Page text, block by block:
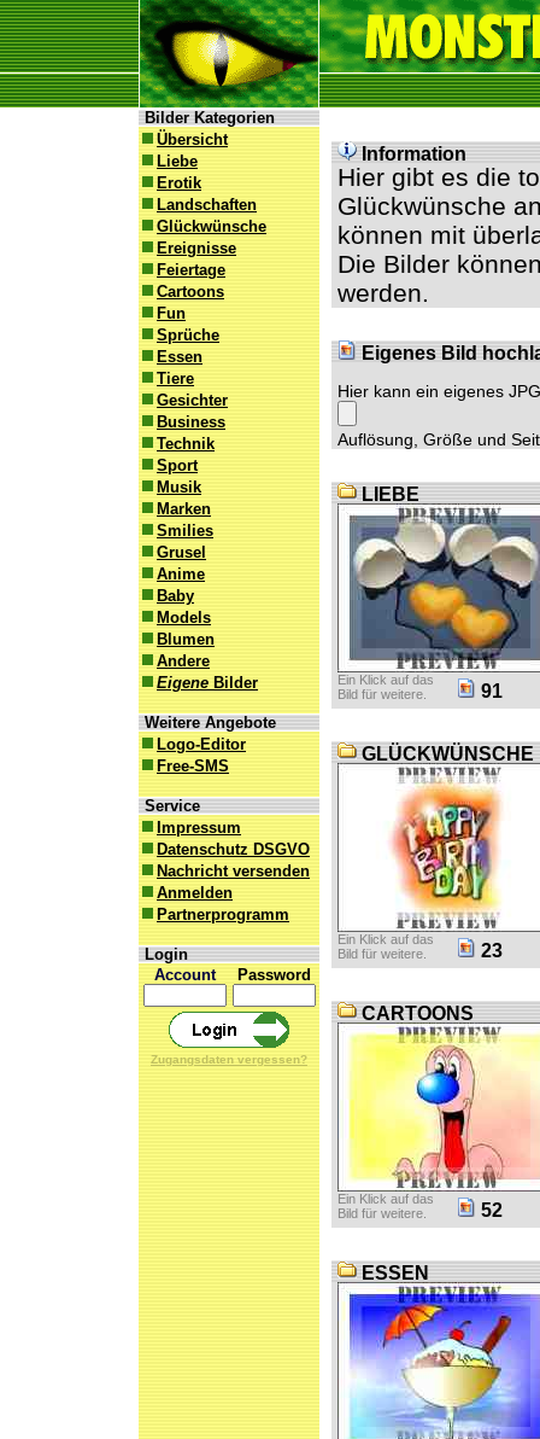
Bilder Kategorien
Übersicht
Liebe
Erotik
Landschaften
Glückwünsche
Ereignisse
Feiertage
Cartoons
Fun
Sprüche
Essen
Tiere
Gesichter
Business
Technik
Sport
Musik
Marken
Smilies
Grusel
Anime
Baby
Models
Blumen
Andere
Eigene Bilder
Weitere Angebote
Logo-Editor
Free-SMS
Service
Impressum
Datenschutz DSGVO
Nachricht versenden
Anmelden
Partnerprogramm
Login
Account
Password
Zugangsdaten vergessen?
Information
Hier gibt es die
Glückwünsche
können mit
Die Bilder
werden.
Eigenes Bild
Hier kann ein eigenes
Auflösung, Größe und
LIEBE
Ein Klick auf das
Bild für weitere.
91
GLÜCKWÜNSCHE
Ein Klick auf das
Bild für weitere.
23
CARTOONS
Ein Klick auf das
Bild für weitere.
52
ESSEN